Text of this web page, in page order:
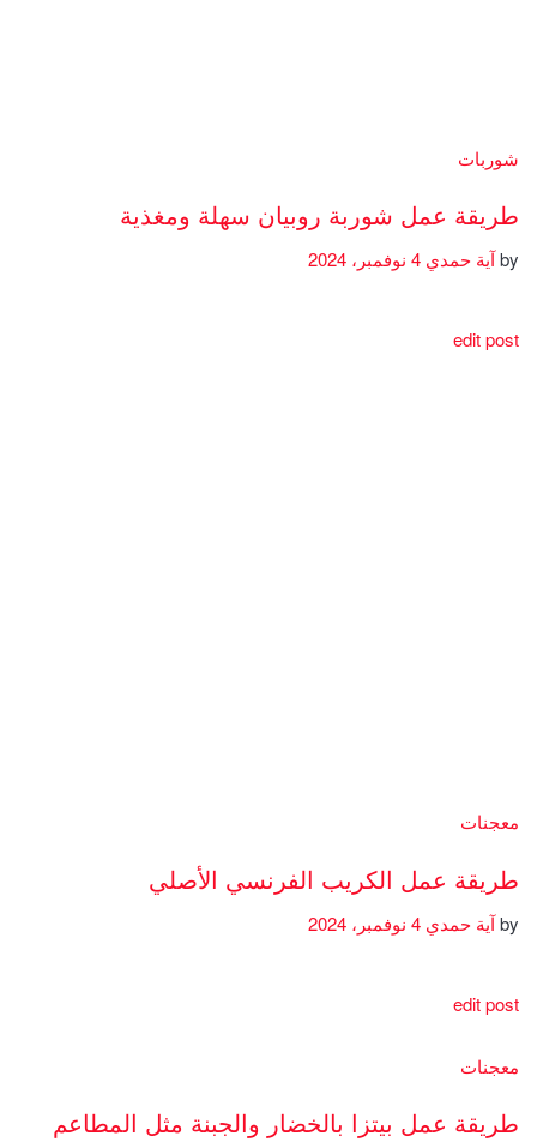
شوربات
طريقة عمل شوربة روبيان سهلة ومغذية
byآية حمدي
edit post
معجنات
طريقة عمل الكريب الفرنسي الأصلي
byآية حمدي
edit post
معجنات
طريقة عمل بيتزا بالخضار والجبنة مثل المطاعم